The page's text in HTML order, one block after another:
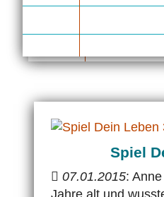
Spiel
07.01.2015: